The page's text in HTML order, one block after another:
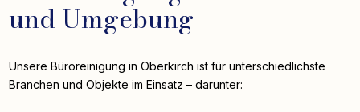
und Umgebung
Unsere Büroreinigung in Oberkirch ist für unterschiedlichste
Branchen und Objekte im Einsatz – darunter: